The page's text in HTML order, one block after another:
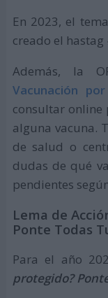
En 2023, el
creado el hastag
Además, la
Vacunación
consultar online
alguna vacuna.
de salud o
dudas de qué
pendientes
Lema de
Ponte Todas
Para el año
protegido?